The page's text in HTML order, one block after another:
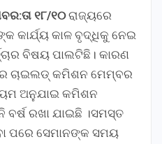
୧୮/୧୦ରାଜ୍ୟରେ
କାର୍ଯ୍ୟ କାଳ ବୃଦ୍ଧିକୁ ନେଇ
ବିଷୟ ପାଲଟିଛି। କାରଣ
ଚାଇଲଡ୍ କମିଶନ ମେମ୍ବର
ଅନୁଯାଇ କମିଶନ
ରଖା ଯାଇଛି ।ସମସ୍ତ
ପରେ ସେମାନଙ୍କ ସମୟ